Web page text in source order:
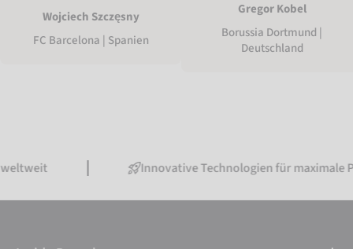
Wojciech Szczęsny
FC Barcelona | Spanien
Gregor Kobel
Borussia Dortmund |
Deutschland
Innovative Technologien für maximale